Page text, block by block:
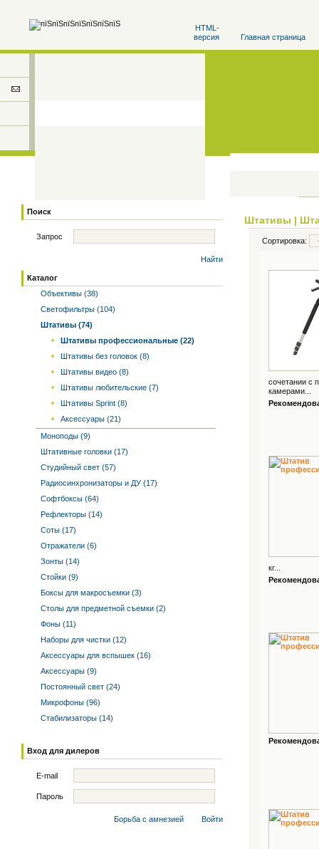
HTML-
версия
Главная страница
Поиск
Запрос
Найти
Каталог
Объективы (38)
Светофильтры (104)
Штативы (74)
Штативы профессиональные (22)
Штативы без головок (8)
Штативы видео (8)
Штативы любительские (7)
Штативы Sprint (8)
Аксессуары (21)
Моноподы (9)
Штативные головки (17)
Студийный свет (57)
Радиосинхронизаторы и ДУ (17)
Софтбоксы (64)
Рефлекторы (14)
Соты (17)
Отражатели (6)
Зонты (14)
Стойки (9)
Боксы для макросъемки (3)
Столы для предметной съемки (2)
Фоны (11)
Наборы для чистки (12)
Аксессуары для вспышек (16)
Аксессуары (9)
Постоянный свет (24)
Микрофоны (96)
Стабилизаторы (14)
Вход для дилеров
E-mail
Пароль
Борьба с амнезией Войти
Штативы |
Сортировка:
сочетании с
камерами...
кг...